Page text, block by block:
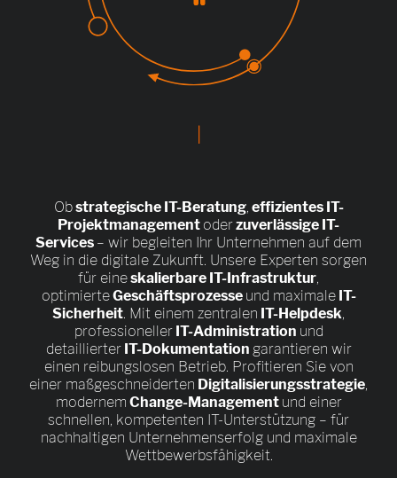
Obstrategische IT-Beratung, effizientes IT-
Projektmanagement oderzuverlässige IT-
Services – wir begleiten Ihr Unternehmen auf dem
Weg in die digitale Zukunft. Unsere Experten sorgen
für eineskalierbare IT-Infrastruktur,
optimierteGeschäftsprozesseund maximale IT-
Sicherheit. Mit einem zentralen IT-Helpdesk,
professioneller IT-Administration und
detaillierter IT-Dokumentation garantieren wir
einen reibungslosen Betrieb. Profitieren Sie von
einer maßgeschneiderten Digitalisierungsstrategie,
modernem Change-Managementund einer
schnellen, kompetenten IT-Unterstützung – für
nachhaltigen Unternehmenserfolg und maximale
Wettbewerbsfähigkeit.